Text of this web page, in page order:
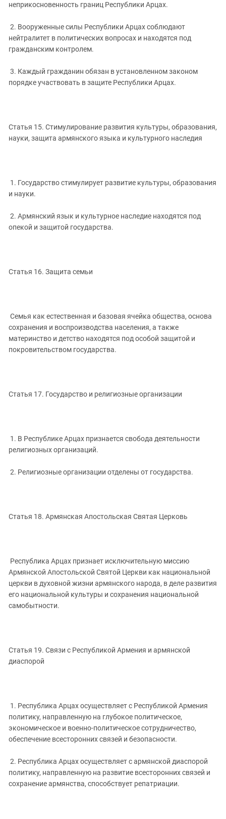
неприкосновенность границ Республики Арцах.
2. Вооруженные силы Республики Арцах соблюдают
нейтралитет в политических вопросах и находятся под
гражданским контролем.
3. Каждый гражданин обязан в установленном законом
порядке участвовать в защите Республики Арцах.
Статья 15. Стимулирование развития культуры, образования,
науки, защита армянского языка и культурного наследия
1. Государство стимулирует развитие культуры, образования
и науки.
2. Армянский язык и культурное наследие находятся под
опекой и защитой государства.
Статья 16. Защита семьи
Семья как естественная и базовая ячейка общества, основа
сохранения и воспроизводства населения, а также
материнство и детство находятся под особой защитой и
покровительством государства.
Статья 17. Государство и религиозные организации
1. В Республике Арцах признается свобода деятельности
религиозных организаций.
2. Религиозные организации отделены от государства.
Статья 18. Армянская Апостольская Святая Церковь
Республика Арцах признает исключительную миссию
Армянской Апостольской Святой Церкви как национальной
церкви в духовной жизни армянского народа, в деле развития
его национальной культуры и сохранения национальной
самобытности.
Статья 19. Связи с Республикой Армения и армянской
диаспорой
1. Республика Арцах осуществляет с Республикой Армения
политику, направленную на глубокое политическое,
экономическое и военно-политическое сотрудничество,
обеспечение всесторонних связей и безопасности.
2. Республика Арцах осуществляет с армянской диаспорой
политику, направленную на развитие всесторонних связей и
сохранение армянства, способствует репатриации.